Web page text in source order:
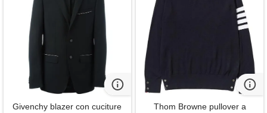
Givenchy blazer con cuciture
Thom Browne pullover a